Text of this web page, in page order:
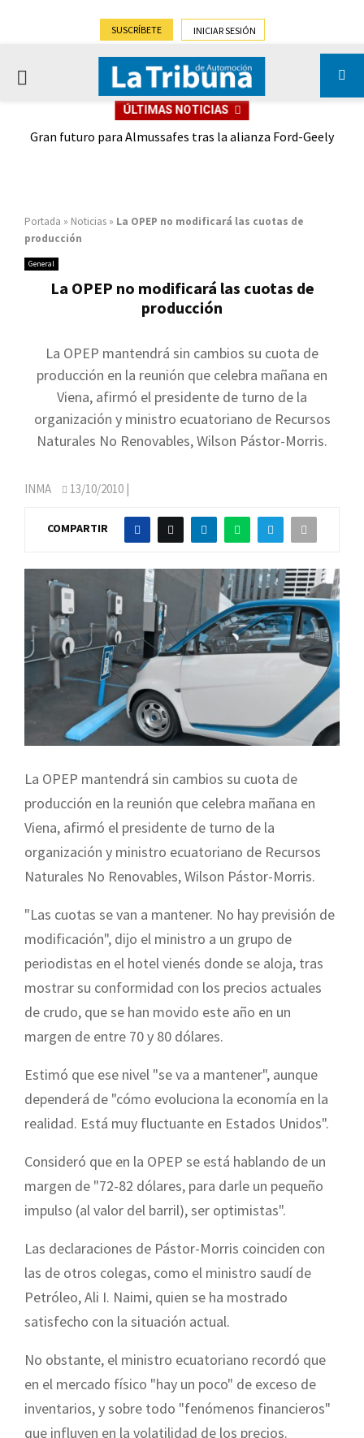
SUSCRÍBETE INICIAR SESIÓN
PRIMARY
ÚLTIMAS NOTICIAS
Gran futuro para Almussafes tras la alianza Ford-Geely
Portada » Noticias » La OPEP no modificará las cuotas de
producción
General
La OPEP no modificará las cuotas de
producción
La OPEP mantendrá sin cambios su cuota de
producción en la reunión que celebra mañana en
Viena, afirmó el presidente de turno de la
organización y ministro ecuatoriano de Recursos
Naturales No Renovables, Wilson Pástor-Morris.
INMA 13/10/2010 |
COMPARTIR
La OPEP mantendrá sin cambios su cuota de
producción en la reunión que celebra mañana en
Viena, afirmó el presidente de turno de la
organización y ministro ecuatoriano de Recursos
Naturales No Renovables, Wilson Pástor-Morris.
"Las cuotas se van a mantener. No hay previsión de
modificación", dijo el ministro a un grupo de
periodistas en el hotel vienés donde se aloja, tras
mostrar su conformidad con los precios actuales
de crudo, que se han movido este año en un
margen de entre 70 y 80 dólares.
Estimó que ese nivel "se va a mantener", aunque
dependerá de "cómo evoluciona la economía en la
realidad. Está muy fluctuante en Estados Unidos".
Consideró que en la OPEP se está hablando de un
margen de "72-82 dólares, para darle un pequeño
impulso (al valor del barril), ser optimistas".
Las declaraciones de Pástor-Morris coinciden con
las de otros colegas, como el ministro saudí de
Petróleo, Ali I. Naimi, quien se ha mostrado
satisfecho con la situación actual.
No obstante, el ministro ecuatoriano recordó que
en el mercado físico "hay un poco" de exceso de
inventarios, y sobre todo "fenómenos financieros"
que influyen en la volatilidad de los precios.